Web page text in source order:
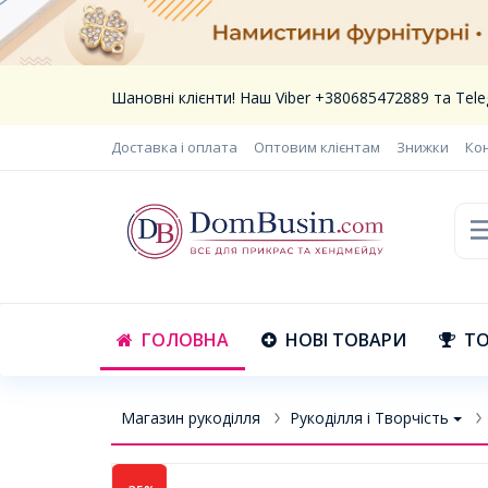
Шановні клієнти! Наш Viber +380685472889 та
Доставка і оплата Оптовим клієнтам Знижки
ГОЛОВНА НОВІ ТОВАРИ
Магазин рукоділля Рукоділля і Творчість